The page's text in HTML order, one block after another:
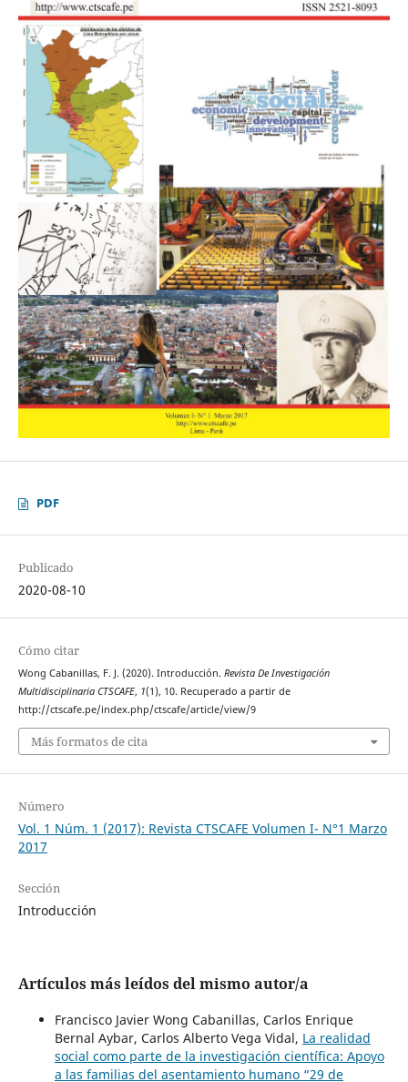
PDF
Publicado
2020-08-10
Cómo citar
Wong Cabanillas, F. J. (2020). Introducción. Revista De Investigación
Multidisciplinaria CTSCAFE, 1(1), 10. Recuperado a partir de
http://ctscafe.pe/index.php/ctscafe/article/view/9
Más formatos de cita
Número
Vol. 1 Núm. 1 (2017): Revista CTSCAFE Volumen I- N°1 Marzo
2017
Sección
Introducción
Artículos más leídos del mismo autor/a
Francisco Javier Wong Cabanillas, Carlos Enrique
Bernal Aybar, Carlos Alberto Vega Vidal, La realidad
social como parte de la investigación científica: Apoyo
a las familias del asentamiento humano “29 de